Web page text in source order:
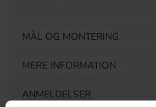
MÅL OG MONTERING
MERE INFORMATION
ANMELDELSER